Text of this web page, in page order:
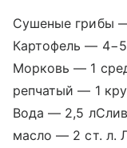
Сушеные грибы
Картофель — 4−5
Морковь — 1
репчатый — 1
Вода — 2,5
масло — 2 ст. л.